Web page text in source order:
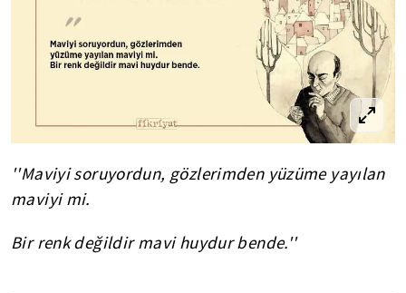
''Maviyi soruyordun, gözlerimden yüzüme yayılan
maviyi mi.
Bir renk değildir mavi huydur bende.''